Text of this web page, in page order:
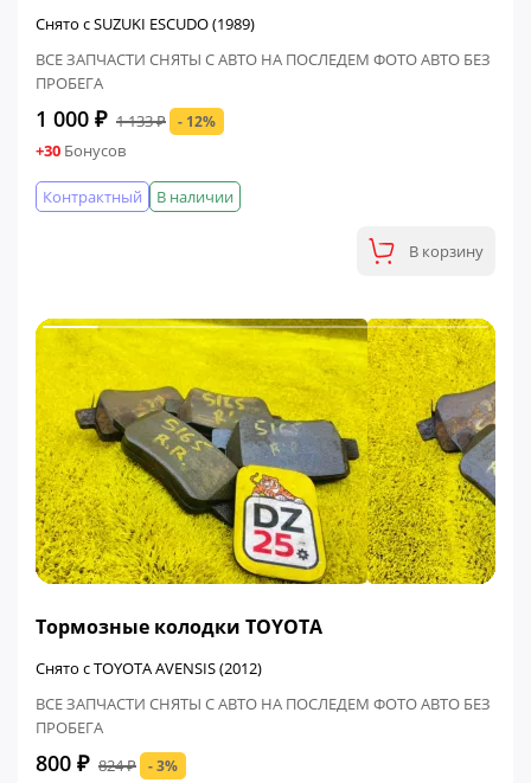
Снято с SUZUKI ESCUDO (1989)
ВСЕ ЗАПЧАСТИ СНЯТЫ С АВТО НА ПОСЛЕДЕМ ФОТО АВТО БЕЗ
ПРОБЕГА
1 000 ₽ 1 133 ₽ - 12%
+30 Бонусов
В наличии
Контрактный
В корзину
Тормозные колодки TOYOTA
Снято с TOYOTA AVENSIS (2012)
ВСЕ ЗАПЧАСТИ СНЯТЫ С АВТО НА ПОСЛЕДЕМ ФОТО АВТО БЕЗ
ПРОБЕГА
800 ₽ 824 ₽ - 3%